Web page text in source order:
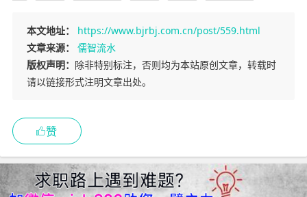
本文地址：
https://www.bjrbj.com.cn/post/559.html
文章来源：
儒智流水
版权声明： 除非特别标注，否则均为本站原创文章，转载时
请以链接形式注明文章出处。
赞